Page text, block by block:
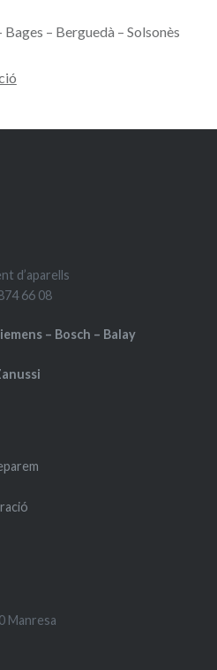
– Berguedà – Solsonès
d’aparells
66 08
– Bosch – Balay
Manresa